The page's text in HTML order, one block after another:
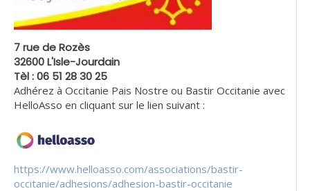
7 rue de Rozès
32600 L'Isle-Jourdain
Tèl : 06 51 28 30 25
Adhérez à Occitanie Pais Nostre ou Bastir Occitanie avec
HelloAsso en cliquant sur le lien suivant :
https://www.helloasso.com/associations/bastir-
occitanie/adhesions/adhesion-bastir-occitanie